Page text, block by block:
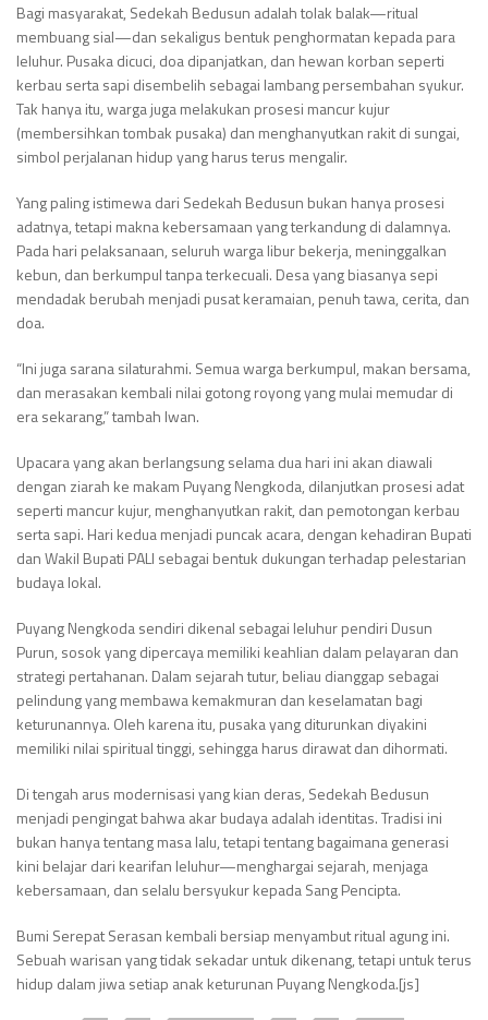
Bagi masyarakat, Sedekah Bedusun adalah tolak balak—ritual
membuang sial—dan sekaligus bentuk penghormatan kepada para
leluhur. Pusaka dicuci, doa dipanjatkan, dan hewan korban seperti
kerbau serta sapi disembelih sebagai lambang persembahan syukur.
Tak hanya itu, warga juga melakukan prosesi mancur kujur
(membersihkan tombak pusaka) dan menghanyutkan rakit di sungai,
simbol perjalanan hidup yang harus terus mengalir.
Yang paling istimewa dari Sedekah Bedusun bukan hanya prosesi
adatnya, tetapi makna kebersamaan yang terkandung di dalamnya.
Pada hari pelaksanaan, seluruh warga libur bekerja, meninggalkan
kebun, dan berkumpul tanpa terkecuali. Desa yang biasanya sepi
mendadak berubah menjadi pusat keramaian, penuh tawa, cerita, dan
doa.
“Ini juga sarana silaturahmi. Semua warga berkumpul, makan bersama,
dan merasakan kembali nilai gotong royong yang mulai memudar di
era sekarang,” tambah Iwan.
Upacara yang akan berlangsung selama dua hari ini akan diawali
dengan ziarah ke makam Puyang Nengkoda, dilanjutkan prosesi adat
seperti mancur kujur, menghanyutkan rakit, dan pemotongan kerbau
serta sapi. Hari kedua menjadi puncak acara, dengan kehadiran Bupati
dan Wakil Bupati PALI sebagai bentuk dukungan terhadap pelestarian
budaya lokal.
Puyang Nengkoda sendiri dikenal sebagai leluhur pendiri Dusun
Purun, sosok yang dipercaya memiliki keahlian dalam pelayaran dan
strategi pertahanan. Dalam sejarah tutur, beliau dianggap sebagai
pelindung yang membawa kemakmuran dan keselamatan bagi
keturunannya. Oleh karena itu, pusaka yang diturunkan diyakini
memiliki nilai spiritual tinggi, sehingga harus dirawat dan dihormati.
Di tengah arus modernisasi yang kian deras, Sedekah Bedusun
menjadi pengingat bahwa akar budaya adalah identitas. Tradisi ini
bukan hanya tentang masa lalu, tetapi tentang bagaimana generasi
kini belajar dari kearifan leluhur—menghargai sejarah, menjaga
kebersamaan, dan selalu bersyukur kepada Sang Pencipta.
Bumi Serepat Serasan kembali bersiap menyambut ritual agung ini.
Sebuah warisan yang tidak sekadar untuk dikenang, tetapi untuk terus
hidup dalam jiwa setiap anak keturunan Puyang Nengkoda.[js]